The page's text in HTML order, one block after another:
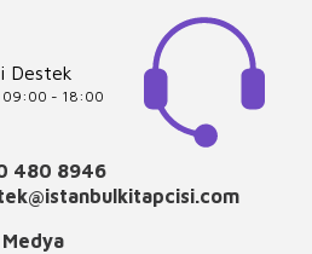
Destek
09:00 - 18:00
480 8946